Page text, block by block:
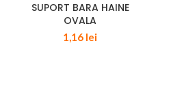
SUPORT BARA HAINE
OVALA
1,16 lei